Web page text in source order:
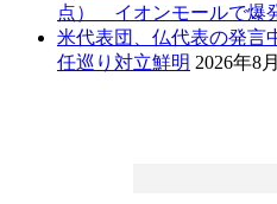
点） イオンモールで爆
米代表団、仏代表の発
任巡り対立鮮明 2026年8